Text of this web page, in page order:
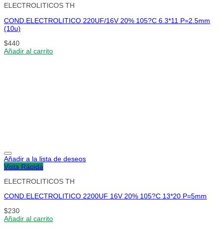
ELECTROLITICOS TH
COND.ELECTROLITICO 220UF/16V 20% 105?C 6.3*11 P=2.5mm
(10u)
$440
Añadir al carrito
Añadir a la lista de deseos
Vista Rápida
ELECTROLITICOS TH
COND.ELECTROLITICO 2200UF 16V 20% 105?C 13*20 P=5mm
$230
Añadir al carrito